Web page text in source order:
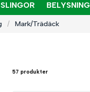
BELYSNING
Mark/Trädäck
57 produkter